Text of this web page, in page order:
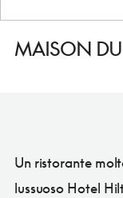
MAISON
Un ristorante
lussuoso Hotel